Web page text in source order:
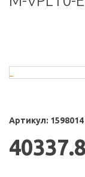
Артикул: 1598014
40337.8